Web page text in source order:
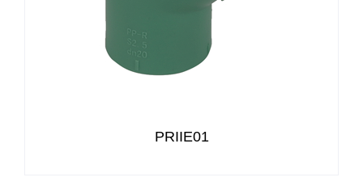
PRIIE01